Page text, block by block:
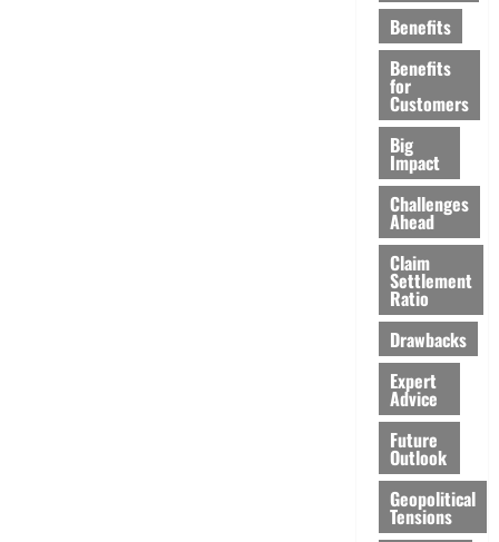
Benefits
Benefits
for
Customers
Big
Impact
Challenges
Ahead
Claim
Settlement
Ratio
Drawbacks
Expert
Advice
Future
Outlook
Geopolitical
Tensions